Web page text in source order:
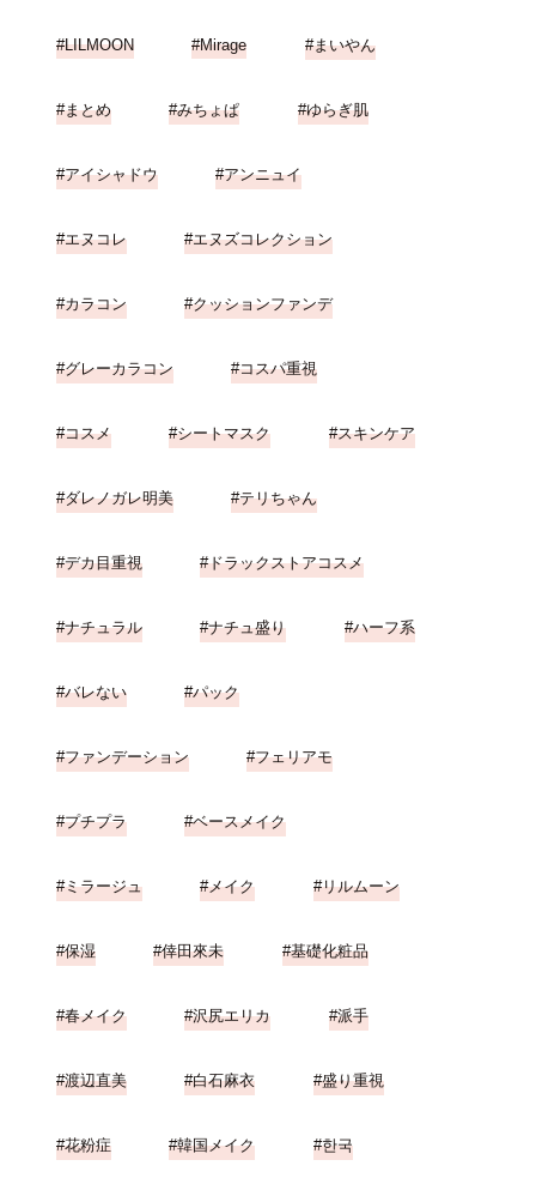
LILMOON Mirage まいやん
まとめ みちょぱ ゆらぎ肌
アイシャドウ アンニュイ
エヌコレ エヌズコレクション
カラコン クッションファンデ
グレーカラコン コスパ重視
コスメ シートマスク スキンケア
ダレノガレ明美 テリちゃん
デカ目重視 ドラックストアコスメ
ナチュラル ナチュ盛り ハーフ系
バレない パック
ファンデーション フェリアモ
プチプラ ベースメイク
ミラージュ メイク リルムーン
保湿 倖田來未 基礎化粧品
春メイク 沢尻エリカ 派手
渡辺直美 白石麻衣 盛り重視
花粉症 韓国メイク 한국